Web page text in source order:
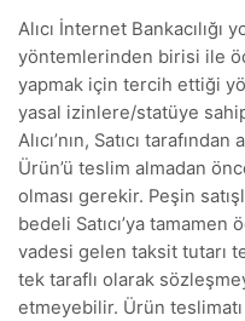
Alıcı İnternet Bankacılığı
yöntemlerinden birisi ile
yapmak için tercih ettiği
yasal izinlere/statüye
Alıcı’nın, Satıcı
Ürün’ü teslim almadan
olması gerekir. Peşin
bedeli Satıcı’ya
vadesi gelen taksit tutarı
tek taraflı olarak
etmeyebilir. Ürün